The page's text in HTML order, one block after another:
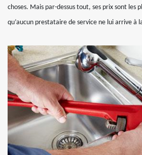
choses. Mais par-dessus tout, ses prix sont les
qu’aucun prestataire de service ne lui arrive à